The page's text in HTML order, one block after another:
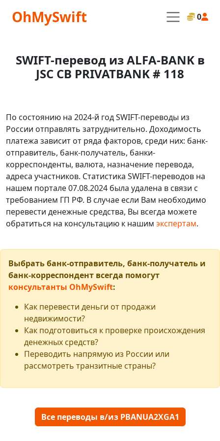
OhMySwift 0
SWIFT-перевод из ALFA-BANK в
JSC CB PRIVATBANK # 118
По состоянию на 2024-й год SWIFT-переводы из
России отправлять затруднительно. Доходимость
платежа зависит от ряда факторов, среди них: банк-
отправитель, банк-получатель, банки-
корреспонденты, валюта, назначение перевода,
адреса участников. Статистика SWIFT-переводов на
нашем портале 07.08.2024 была удалена в связи с
требованием ГП РФ. В случае если Вам необходимо
перевести денежные средства, Вы всегда можете
обратиться на консультацию к нашим экспертам.
Выбрать банк-отправитель, банк-получатель и
банк-корреспондент всегда помогут
консультанты OhMySwift:
Как перевести деньги от продажи
недвижимости?
Как подготовиться к проверке происхождения
денежных средств?
Переводить напрямую из России или
рассмотреть транзитные страны?
Все переводы в/из PBANUA2XGA1